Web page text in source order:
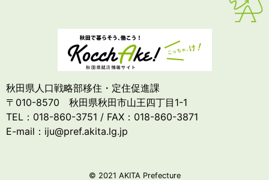
秋田県人口戦略部移住・定住促進課
〒010-8570 秋田県秋田市山王四丁目1-1
TEL：018-860-3751 / FAX：018-860-3871
E-mail：iju@pref.akita.lg.jp
© 2021 AKITA Prefecture